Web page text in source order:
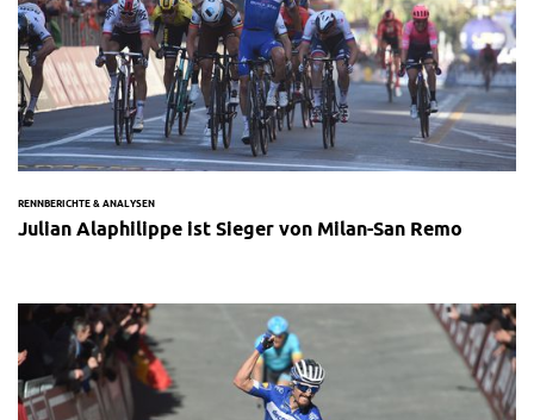
RENNBERICHTE & ANALYSEN
Julian Alaphilippe ist Sieger von Milan-San Remo